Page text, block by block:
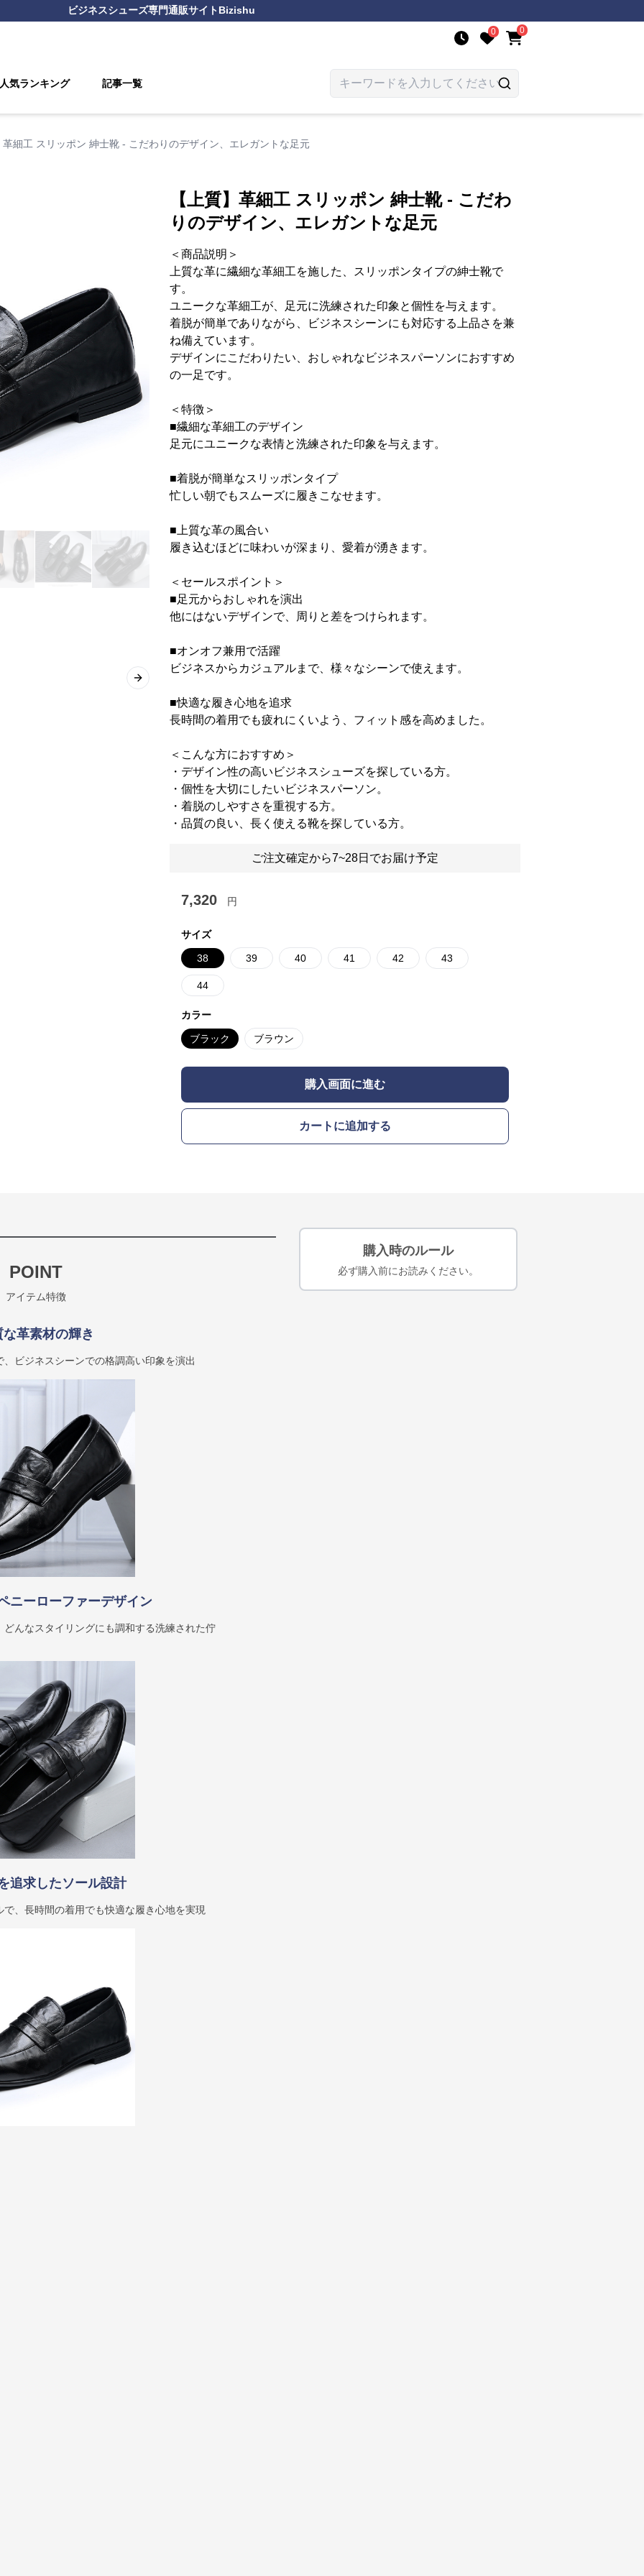
ビジネスシューズ専門通販サイトBizishu
0 0
人気ランキング 記事一覧
革細工 スリッポン 紳士靴 - こだわりのデザイン、エレガントな足元
Next slide
【上質】革細工 スリッポン 紳士靴 - こだわ
りのデザイン、エレガントな足元
＜商品説明＞
上質な革に繊細な革細工を施した、スリッポンタイプの紳士靴で
す。
ユニークな革細工が、足元に洗練された印象と個性を与えます。
着脱が簡単でありながら、ビジネスシーンにも対応する上品さを兼
ね備えています。
デザインにこだわりたい、おしゃれなビジネスパーソンにおすすめ
の一足です。
＜特徴＞
■繊細な革細工のデザイン
足元にユニークな表情と洗練された印象を与えます。
■着脱が簡単なスリッポンタイプ
忙しい朝でもスムーズに履きこなせます。
■上質な革の風合い
履き込むほどに味わいが深まり、愛着が湧きます。
＜セールスポイント＞
■足元からおしゃれを演出
他にはないデザインで、周りと差をつけられます。
■オンオフ兼用で活躍
ビジネスからカジュアルまで、様々なシーンで使えます。
■快適な履き心地を追求
長時間の着用でも疲れにくいよう、フィット感を高めました。
＜こんな方におすすめ＞
・デザイン性の高いビジネスシューズを探している方。
・個性を大切にしたいビジネスパーソン。
・着脱のしやすさを重視する方。
・品質の良い、長く使える靴を探している方。
ご注文確定から7~28日でお届け予定
7,320 円
サイズ
38 39 40 41 42 43
44
カラー
ブラック ブラウン
購入画面に進む
カートに追加する
POINT
アイテム特徴
な革素材の輝き
ビジネスシーンでの格調高い印象を演出
ニーローファーデザイン
んなスタイリングにも調和する洗練された佇
追求したソール設計
、長時間の着用でも快適な履き心地を実現
購入時のルール
必ず購入前にお読みください。